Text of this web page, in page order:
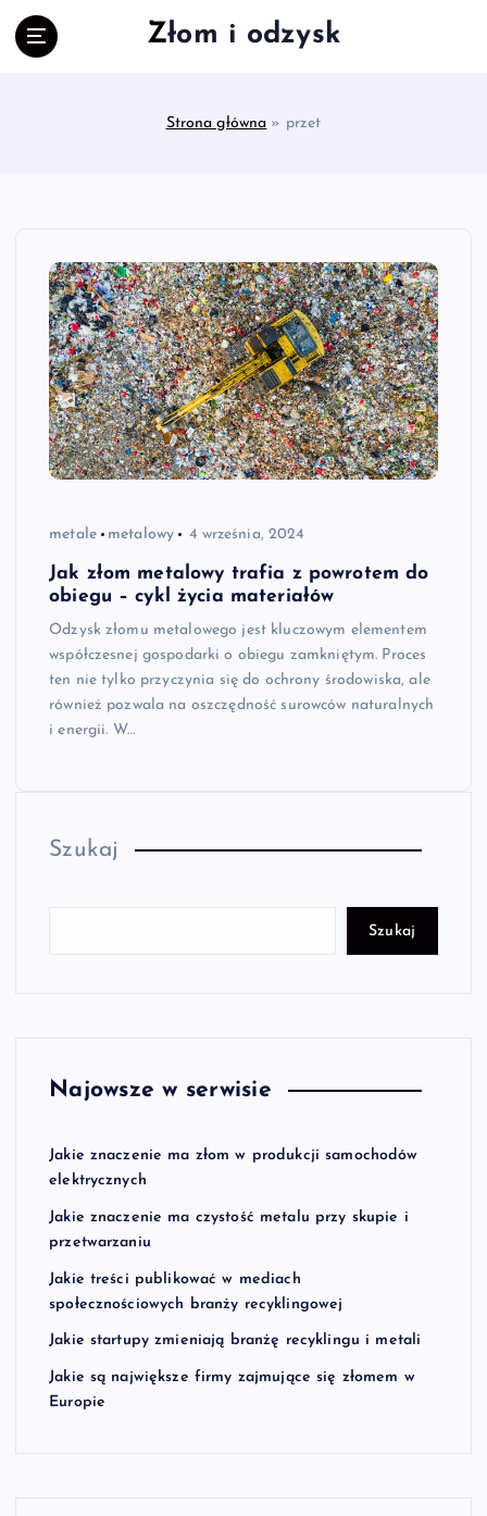
Złom i odzysk
Strona główna » przet
metale metalowy 4 września, 2024
Jak złom metalowy trafia z powrotem do
obiegu – cykl życia materiałów
Odzysk złomu metalowego jest kluczowym elementem
współczesnej gospodarki o obiegu zamkniętym. Proces
ten nie tylko przyczynia się do ochrony środowiska, ale
również pozwala na oszczędność surowców naturalnych
i energii. W…
Szukaj
Szukaj
Najowsze w serwisie
Jakie znaczenie ma złom w produkcji samochodów
elektrycznych
Jakie znaczenie ma czystość metalu przy skupie i
przetwarzaniu
Jakie treści publikować w mediach
społecznościowych branży recyklingowej
Jakie startupy zmieniają branżę recyklingu i metali
Jakie są największe firmy zajmujące się złomem w
Europie